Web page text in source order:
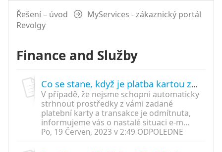
Řešení – úvod
MyServices - zákaznický portál
Revolgy
Finance and Služby
Co se stane, když je platba kartou zamítnuta?
V případě, že nejsme schopni automaticky
strhnout prostředky z vámi zadané
platební karty a transakce je odmítnuta,
informujeme vás o nastalé situaci e-m...
Po, 19 Červen, 2023 v 2:49 ODPOLEDNE